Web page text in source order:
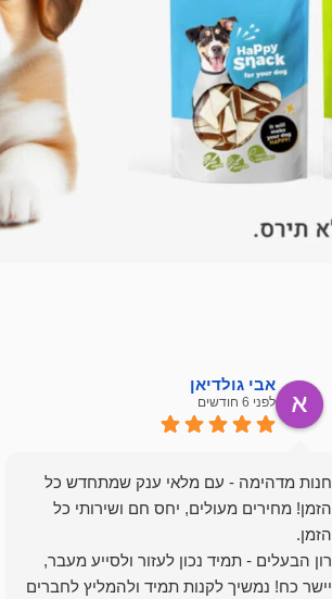
אבי גולדיאן
לפני 6 חודשים
חנות מדהימה - עם מלאי ענק שמתחדש כל
הזמן! מחירים מעולים, יחס חם ושירותי כל
רון הבעלים - תמיד נכון לעזור ולסייע מעבר,
יישר כח! נמשיך לקנות תמיד ולהמליץ לחברים